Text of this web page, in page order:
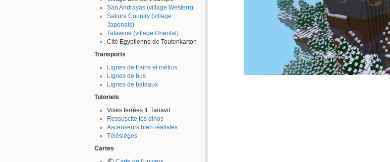
San Andrayas (village Western)
Sakura Country (village
Japonais)
Tatawine (village Oriental)
Cité Egyptienne de Toutenkarton
Transports
Lignes de trains et métros
Lignes de bus
Lignes de bateaux
Tutoriels
Voies ferrées ft. Tanavit
Ressuscite tes dinos
Ascenseurs bien réalistes
Télésièges
Cartes